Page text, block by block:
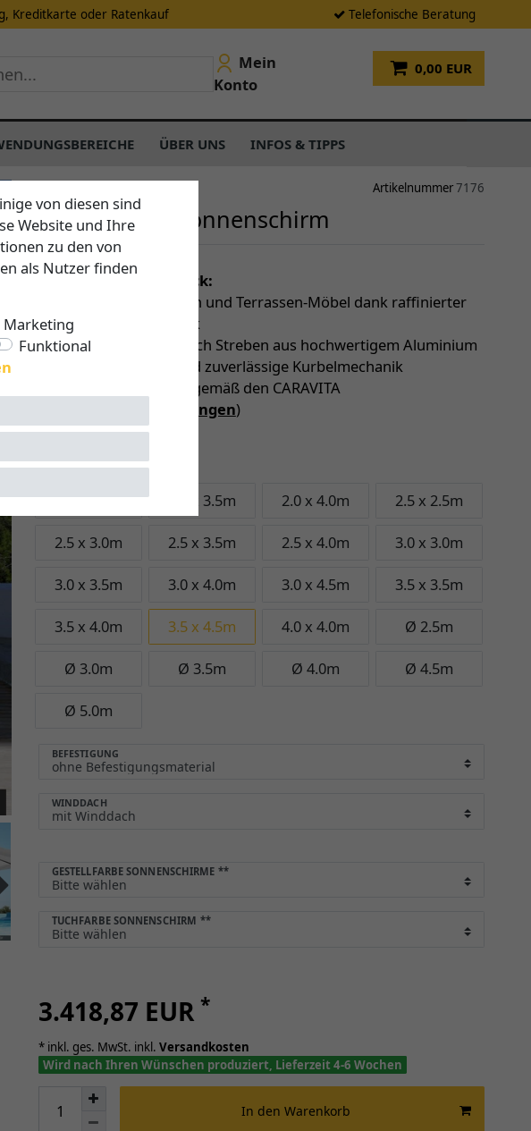
Kreditkarte oder Ratenkauf Telefonische Beratung
0,00 EUR
Mein
Konto
ÜBER UNS INFOS & TIPPS
Artikelnummer7176
M30 Samara Sonnenschirm
Vorteile auf einen Blick:
Schließt über Tisch und Terrassen-Möbel dank raffinierter
Teleskopmechanik
Windstabilität durch Streben aus hochwertigem Aluminium
Leichtgängige und zuverlässige Kurbelmechanik
5 Jahre Garantie (gemäß den CARAVITA
Garantiebedingungen)
2.0 x 3.0m 2.0 x 3.5m 2.0 x 4.0m 2.5 x 2.5m
2.5 x 3.0m 2.5 x 3.5m 2.5 x 4.0m 3.0 x 3.0m
3.0 x 3.5m 3.0 x 4.0m 3.0 x 4.5m 3.5 x 3.5m
3.5 x 4.0m 3.5 x 4.5m 4.0 x 4.0m Ø 2.5m
Ø 3.0m Ø 3.5m Ø 4.0m Ø 4.5m
Ø 5.0m
BEFESTIGUNG
WINDDACH
GESTELLFARBE SONNENSCHIRME **
TUCHFARBE SONNENSCHIRM **
3.418,87 EUR *
* inkl. ges. MwSt. inkl. Versandkosten
Wird nach Ihren Wünschen produziert, Lieferzeit 4-6 Wochen
In den Warenkorb
von diesen sind
Website und Ihre
zu den von
als Nutzer finden
Marketing
Funktional